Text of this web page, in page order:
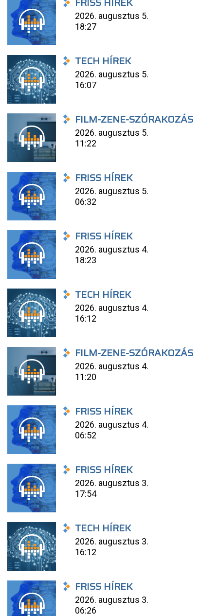
2026. augusztus 5.
18:27
TECH HÍREK
2026. augusztus 5.
16:07
FILM-ZENE-SZÓRAKOZÁS
2026. augusztus 5.
11:22
FRISS HÍREK
2026. augusztus 5.
06:32
FRISS HÍREK
2026. augusztus 4.
18:23
TECH HÍREK
2026. augusztus 4.
16:12
FILM-ZENE-SZÓRAKOZÁS
2026. augusztus 4.
11:20
FRISS HÍREK
2026. augusztus 4.
06:52
FRISS HÍREK
2026. augusztus 3.
17:54
TECH HÍREK
2026. augusztus 3.
16:12
FRISS HÍREK
2026. augusztus 3.
06:26